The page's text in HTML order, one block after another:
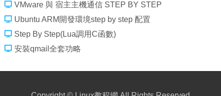
VMware 與 宿主主機通信 STEP BY STEP
Ubuntu ARM開發環境step by step 配置
Step By Step(Lua調用C函數)
安裝qmail全套功略